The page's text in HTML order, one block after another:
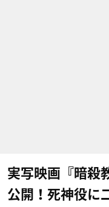
実写映画『暗殺
公開！死神役に